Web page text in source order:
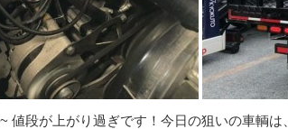
値段が上がり過ぎです！今日の狙いの車